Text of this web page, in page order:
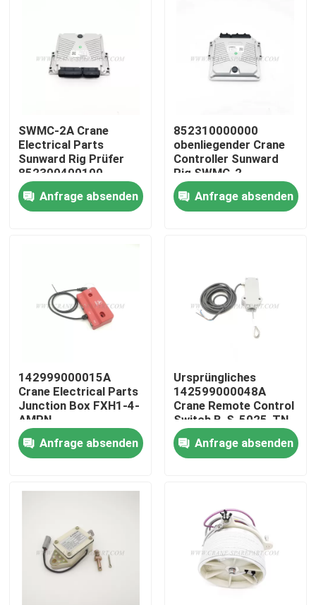
Startseite
Über uns
Qualitätskontrolle
Kontakt
Ersatzteile des Kranes
SWMC-2A Crane
Electrical Parts
Sunward Rig Prüfer
852300400100
Anfrage absenden
852310000000
obenliegender Crane
Controller Sunward
Rig SWMC-2
Anfrage absenden
142999000015A
Crane Electrical Parts
Junction Box FXH1-4-
AMPN
Anfrage absenden
Ursprüngliches
142599000048A
Crane Remote Control
Switch B-S-5025-TN
Anfrage absenden